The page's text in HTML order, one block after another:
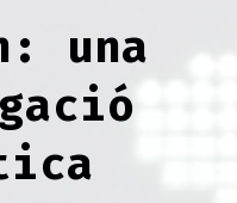
una